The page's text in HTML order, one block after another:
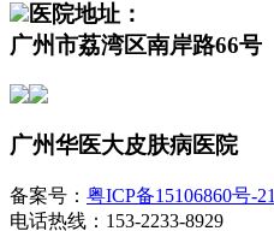
医院地址：
广州市荔湾区南岸路66号
广州华医大皮肤病医院
备案号： 粤ICP备15106860号-21
电话热线：153-2233-8929